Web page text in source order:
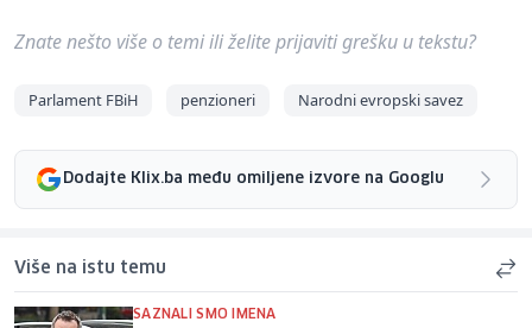
Znate nešto više o temi ili želite prijaviti grešku u tekstu?
Parlament FBiH penzioneri Narodni evropski savez
Dodajte Klix.ba među omiljene izvore na Googlu
Više na istu temu
SAZNALI SMO IMENA